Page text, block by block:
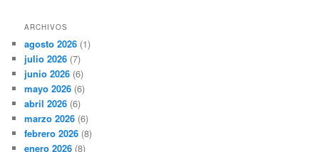
ARCHIVOS
agosto 2026 (1)
julio 2026 (7)
junio 2026 (6)
mayo 2026 (6)
abril 2026 (6)
marzo 2026 (6)
febrero 2026 (8)
enero 2026 (8)